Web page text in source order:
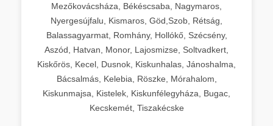
Mezőkovácsháza, Békéscsaba, Nagymaros,
Nyergesújfalu, Kismaros, Göd,Szob, Rétság,
Balassagyarmat, Romhány, Hollókő, Szécsény,
Aszód, Hatvan, Monor, Lajosmizse, Soltvadkert,
Kiskőrös, Kecel, Dusnok, Kiskunhalas, Jánoshalma,
Bácsalmás, Kelebia, Röszke, Mórahalom,
Kiskunmajsa, Kistelek, Kiskunfélegyháza, Bugac,
Kecskemét, Tiszakécske